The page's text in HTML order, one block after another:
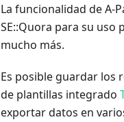
La funcionalidad de A-
SE::Quora para su uso
mucho más.
Es posible guardar los
de plantillas integrado
exportar datos en